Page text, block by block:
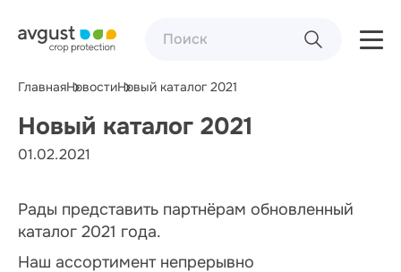
ГлавнаяНовостиНовый каталог 2021
Новый каталог 2021
01.02.2021
Рады представить партнёрам обновленный
каталог 2021 года.
Наш ассортимент непрерывно